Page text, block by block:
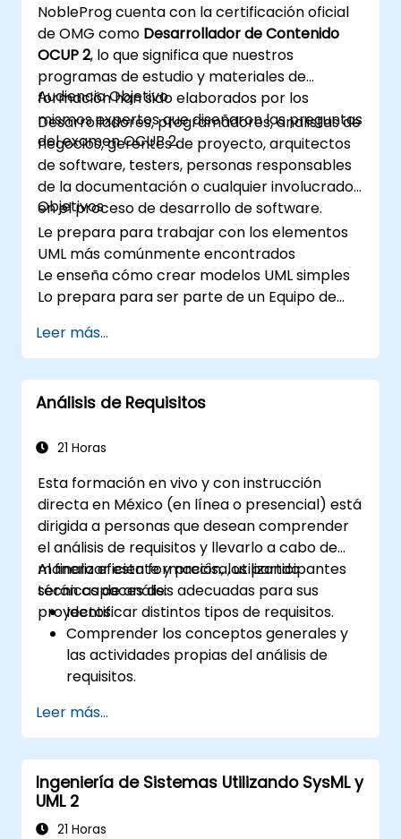
NobleProg cuenta con la certificación oficial
de OMG como Desarrollador de Contenido
OCUP 2, lo que significa que nuestros
programas de estudio y materiales de
formación han sido elaborados por los
mismos expertos que diseñaron las preguntas
del examen OCUP 2.
Audiencia Objetivo
Desarrolladores, programadores, analistas de
negocios, gerentes de proyecto, arquitectos
de software, testers, personas responsables
de la documentación o cualquier involucrado
en el proceso de desarrollo de software.
Objetivos
Le prepara para trabajar con los elementos
UML más comúnmente encontrados
Le enseña cómo crear modelos UML simples
Lo prepara para ser parte de un Equipo de
Leer más...
Análisis de Requisitos
21 Horas
Esta formación en vivo y con instrucción
directa en México (en línea o presencial) está
dirigida a personas que desean comprender
el análisis de requisitos y llevarlo a cabo de
manera eficiente y precisa, utilizando
técnicas de análisis adecuadas para sus
proyectos.
Al finalizar esta formación, los participantes
serán capaces de:
Identificar distintos tipos de requisitos.
Comprender los conceptos generales y
las actividades propias del análisis de
requisitos.
análisis de requisitos.
Utilizar diferentes técnicas de análisis de
requisitos para sacarles el máximo
provecho.
Estructurar los requisitos con el fin de
comunicarse de manera eficiente con
Leer más...
Ingeniería de Sistemas Utilizando SysML y
UML 2
21 Horas